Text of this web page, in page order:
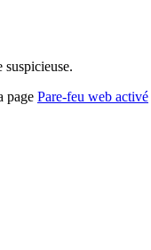
suspicieuse.
page Pare-feu web activé